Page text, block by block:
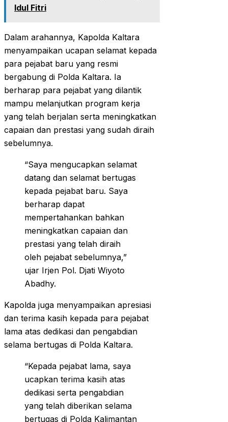
Idul Fitri
Dalam arahannya, Kapolda Kaltara
menyampaikan ucapan selamat kepada
para pejabat baru yang resmi
bergabung di Polda Kaltara. Ia
berharap para pejabat yang dilantik
mampu melanjutkan program kerja
yang telah berjalan serta meningkatkan
capaian dan prestasi yang sudah diraih
sebelumnya.
“Saya mengucapkan selamat
datang dan selamat bertugas
kepada pejabat baru. Saya
berharap dapat
mempertahankan bahkan
meningkatkan capaian dan
prestasi yang telah diraih
oleh pejabat sebelumnya,”
ujar Irjen Pol. Djati Wiyoto
Abadhy.
Kapolda juga menyampaikan apresiasi
dan terima kasih kepada para pejabat
lama atas dedikasi dan pengabdian
selama bertugas di Polda Kaltara.
“Kepada pejabat lama, saya
ucapkan terima kasih atas
dedikasi serta pengabdian
yang telah diberikan selama
bertugas di Polda Kalimantan